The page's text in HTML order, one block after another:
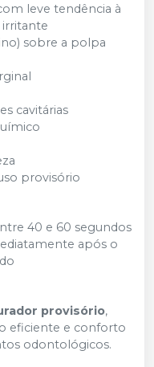
leve tendência à
irritante
sobre a polpa
cavitárias
provisório
40 e 60 segundos
após o
provisório,
eficiente e conforto
odontológicos.